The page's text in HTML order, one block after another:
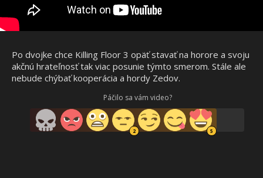
Po dvojke chce Killing Floor 3 opäť stavať na horore a svoju
akčnú hrateľnosť tak viac posunie týmto smerom. Stále ale
nebude chýbať kooperácia a hordy Zedov.
Páčilo sa vám video?